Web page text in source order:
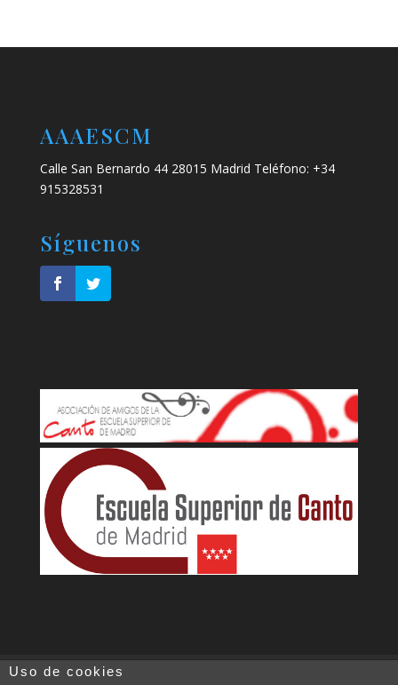
AAAESCM
Calle San Bernardo 44 28015 Madrid Teléfono: +34
915328531
Síguenos
Aviso legal
Uso de cookies